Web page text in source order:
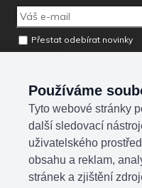
Přestat odebírat novinky
Sociální sítě
Používáme
Tyto webové stránky
další sledovací
uživatelského
obsahu a reklam,
stránek a zjištění